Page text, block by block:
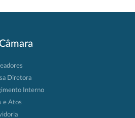
Diretora
Interno
e Atos